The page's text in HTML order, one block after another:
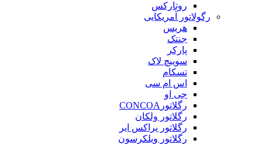
روتارکس
رگولاتور آمریکایی
هریس
جنتک
پارکر
سوییچ لاک
تسکام
اس ام سی
جی او
رگلاتورCONCOA
رگلاتور ولکان
رگلاتور پراکس ایر
رگلاتور ویلکرسون